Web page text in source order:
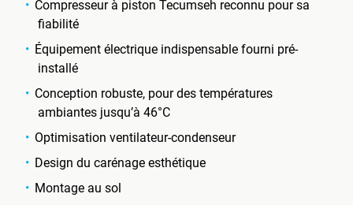
Compresseur à piston Tecumseh reconnu pour sa
fiabilité
Équipement électrique indispensable fourni pré-
installé
Conception robuste, pour des températures
ambiantes jusqu’à 46°C
Optimisation ventilateur-condenseur
Design du carénage esthétique
Montage au sol